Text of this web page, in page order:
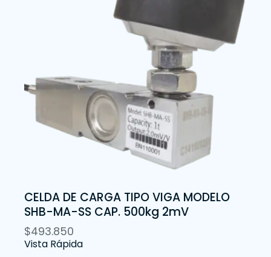
CELDA DE CARGA TIPO VIGA MODELO
SHB-MA-SS CAP. 500kg 2mV
$493.850
Vista Rápida